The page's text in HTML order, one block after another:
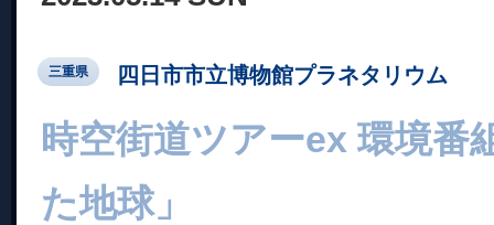
三重県 四日市市立博物館プラネタリウム
時空街道ツアーex 環境番
た地球」